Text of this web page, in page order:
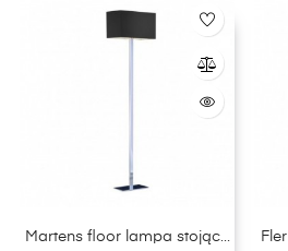
Martens floor lampa stojąca